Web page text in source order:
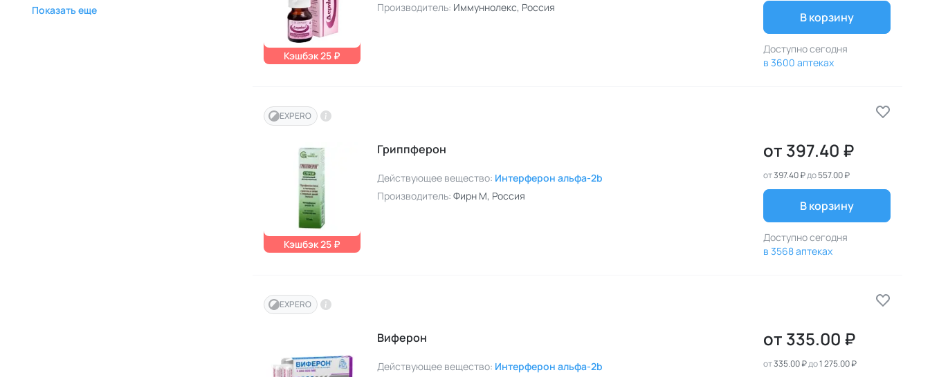
Показать еще
Кэшбэк 25 ₽
Производитель: Иммуннолекс, Россия
В корзину
Доступно сегодня
в 3600 аптеках
EXPERO
Кэшбэк 25 ₽
Гриппферон
Действующее вещество: Интерферон альфа-2b
Производитель: Фирн М, Россия
от 397.40 ₽
от397.40 ₽до557.00 ₽
В корзину
Доступно сегодня
в 3568 аптеках
EXPERO
Виферон
Действующее вещество: Интерферон альфа-2b
от 335.00 ₽
от335.00 ₽до1 275.00 ₽